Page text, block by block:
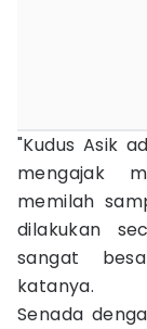
"Kudus Asik
mengajak
memilah
dilakukan
sangat
katanya.
Senada